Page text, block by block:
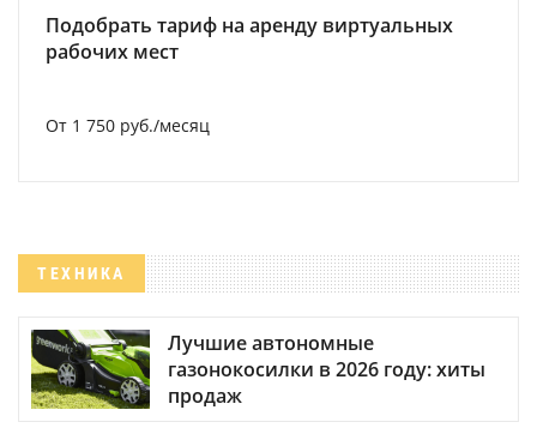
Подобрать тариф на аренду виртуальных
рабочих мест
От 1 750 руб./месяц
ТЕХНИКА
Лучшие автономные
газонокосилки в 2026 году: хиты
продаж